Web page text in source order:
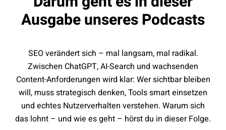
Ausgabe unseres Podcasts
SEO verändert sich – mal langsam, mal radikal.
Zwischen ChatGPT, AI-Search und wachsenden
Content-Anforderungen wird klar: Wer sichtbar bleiben
will, muss strategisch denken, Tools smart einsetzen
und echtes Nutzerverhalten verstehen. Warum sich
das lohnt – und wie es geht – hörst du in dieser Folge.